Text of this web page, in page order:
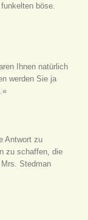
böse.
Ihnen natürlich
werden Sie ja
Antwort zu
zu schaffen, die
Stedman